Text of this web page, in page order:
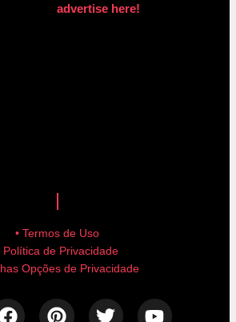
advertise here!
• Termos de Uso
Política de Privacidade
Opções de Privacidade